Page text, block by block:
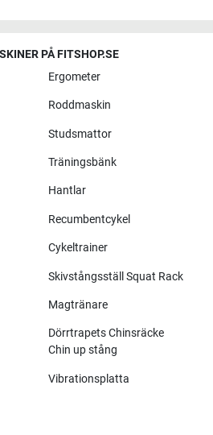
PÅ FITSHOP.SE
Ergometer
Roddmaskin
Studsmattor
Träningsbänk
Hantlar
Recumbentcykel
Cykeltrainer
Skivstångsställ Squat Rack
Magtränare
Dörrtrapets Chinsräcke
Chin up stång
Vibrationsplatta